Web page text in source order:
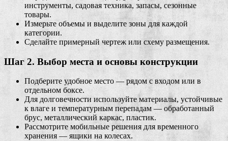
инструменты, садовая техника, запасы, сезонные
товары.
Измерьте объемы и выделите зоны для каждой
категории.
Сделайте примерный чертеж или схему размещения.
Шаг 2. Выбор места и основы конструкции
Подберите удобное место — рядом с входом или в
отдельном боксе.
Для долговечности используйте материалы, устойчивые
к влаге и температурным перепадам — обработанный
брус, металлический каркас, пластик.
Рассмотрите мобильные решения для временного
хранения — ящики на колесах.